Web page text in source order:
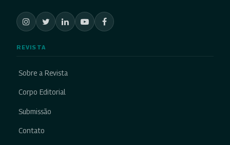
REVISTA
Sobre a Revista
Corpo Editorial
Submissão
Contato